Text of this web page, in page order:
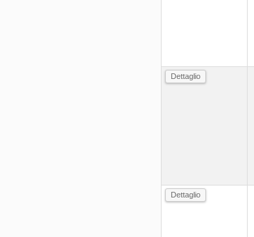
Dettaglio
Dettaglio